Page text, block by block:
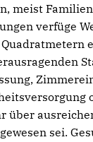
meist
verfüge
über
sei.